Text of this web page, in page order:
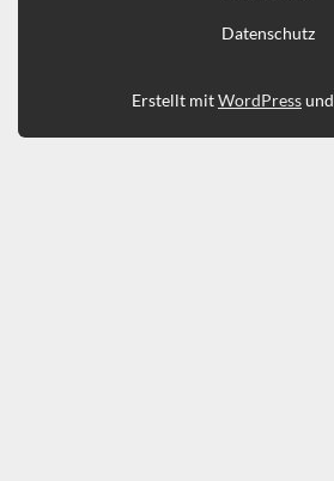
Datenschutz
Erstellt mitWordPressund